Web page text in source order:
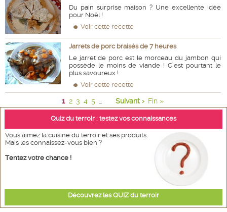
Du pain surprise maison ? Une excellente idée
pour Noël !
Voir cette recette
Jarrets de porc braisés de 7 heures
Le jarret de porc est le morceau du jambon qui
possède le moins de viande ! C’est pourtant le
plus savoureux !
Voir cette recette
1 2 3 4 5 ... Suivant › Fin »
Quiz du terroir : testez vos connaissances
Vous aimez la cuisine du terroir et ses produits.
Mais les connaissez-vous bien ?
Tentez votre chance !
Découvrez les QUIZ du terroir